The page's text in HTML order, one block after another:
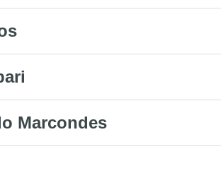
Marcondes